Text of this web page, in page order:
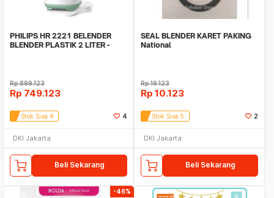
PHILIPS HR 2221 BELENDER
BLENDER PLASTIK 2 LITER -
Rp899.123
Rp 749.123
Stok Sisa 4 4
DKI Jakarta
Beli Sekarang
SEAL BLENDER KARET PAKING
National
Rp19.123
Rp 10.123
Stok Sisa 5 2
DKI Jakarta
Beli Sekarang
-46%